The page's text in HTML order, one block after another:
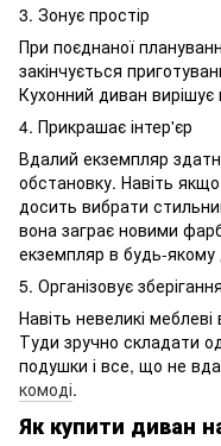
3. Зонує простір
При поєднаної
закінчується
Кухонний диван
4. Прикрашає інтер'єр
Вдалий екземпляр
обстановку. Навіть
досить вибрати
вона заграє новими
екземпляр в будь-якому
5. Організовує зберігання
Навіть невеликі
Туди зручно складати
подушки і все, що не
комоді.
Як купити диван